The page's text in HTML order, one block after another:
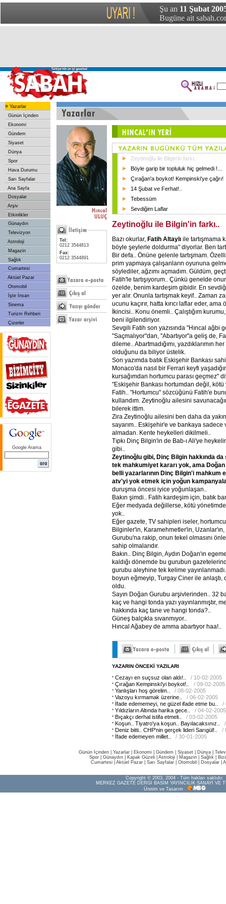
Şu an 11 Şubat
Bugüne ait
» Yazarlar
Günün İçinden
Ekonomi
Gündem
Siyaset
Dünya
Spor
Hava Durumu
Sarı Sayfalar
Ana Sayfa
Dosyalar
Arşiv
Etkinlikler
Günaydın
Televizyon
Astroloji
Magazin
Sağlık
Cumartesi
Aktüel Pazar
Otomobil
İşte İnsan
Sinema
Turizm Rehberi
Çizerler
Google Arama
Tel:
0212 3544813
Fax:
0212 3544891
Zeytinoğlu ile Bilgin'in farkı..
Böyle garip bir topluluk hiç gelmedi !...
Çırağan'a boykot! Kempinski'ye çağrı!
14 Şubat ve Ferhat!..
Tebessüm
Sevdiğim Laflar
Zeytinoğlu ile Bilgin'in farkı..
Bazı okurlar, Fatih Altaylı ile tartışmama
böyle şeylerle doldurma" diyorlar. Ben
Bir defa.. Önüne gelenle tartışmam.
prim yapmaya çalışanların oyununa
söylediler, ağzımı açmadım. Güldüm,
Fatih'le tartışıyorum.. Çünkü genelde
özelde, benim kardeşim gibidir. En
yer alır. Onunla tartışmak keyif.. Zaman
ucunu kaçırır, hatta kırıcı laflar eder,
İkincisi.. Konu önemli.. Çalıştığım
beni ilgilendiriyor.
Sevgili Fatih son yazısında "Hıncal ağbi
"Saçmalıyor"dan, "Abartıyor"a geliş de,
dileme.. Abartmadığımı, yazdıklarımın
olduğunu da biliyor üstelik.
Son yazımda batık Eskişehir Bankası
Monaco'da nasıl bir Ferrari keyfi
kursağımdan hortumcu parası geçmez"
"Eskişehir Bankası hortumdan değil, kötü
Fatih.. "Hortumcu" sözcüğünü Fatih'e
kullandım. Zeytinoğlu ailesini
bilerek ittim.
Zira Zeytinoğlu ailesini ben daha da
sayarım.. Eskişehir'e ve bankaya sadece
almadan. Kente heykelleri dikilmeli..
Tıpkı Dinç Bilgin'in de Bab-ı Ali'ye
gibi..
Zeytinoğlu gibi, Dinç Bilgin hakkında da
tek mahkumiyet kararı yok, ama
belli yazarlarının Dinç Bilgin'i mahkum
atv'yi yok etmek için yoğun
duruşma öncesi iyice yoğunlaşan..
Bakın şimdi.. Fatih kardeşim için, batık
Eğer medyada değillerse, kötü
yok..
Eğer gazete, TV sahipleri iseler,
Bilginler'in, Karamehmetler'in,
Gurubu'na rakip, onun tekel olmasını
sahip olmalarıdır.
Bakın.. Dinç Bilgin, Aydın Doğan'ın
kaldığı dönemde bu gurubun
gurubu aleyhine tek kelime
boyun eğmeyip, Turgay Ciner ile anlaştı,
oldu.
Sayın Doğan Gurubu arşivlerinden.. 32
kaç ve hangi tonda yazı yayınlanmıştır,
hakkında kaç tane ve hangi tonda?..
Güneş balçıkla sıvanmıyor..
Hıncal Ağabey de amma abartıyor haa!..
YAZARIN ÖNCEKİ YAZILARI
Cezayı en suçsuz olan aldı!..
/ 10-02-2005
Çırağan Kempinski'yi boykot!..
/ 09-02-2005
Yanlışları hoş görelim..
/ 08-02-2005
Vazoyu kırmamak üzerine..
/ 06-02-2005
İfade edememeyi, ne güzel ifade etme bu..
/
Yıldızların Altında harika gece..
/ 04-02-2005
Bıçakçı derhal istifa etmeli..
/ 03-02-2005
Koşun.. Tiyatro'ya koşun.. Bayılacaksınız..
Deniz bitti.. CHP'nin gerçek lideri Sarıgül!..
/
İfade edemeyen millet..
/ 30-01-2005
Günün İçinden Yazarlar Ekonomi Gündem Siyaset Dünya |
Spor
Günaydın Kapak Güzeli Astroloji Magazin Sağlık
Cumartesi| Aktüel Pazar| Sarı Sayfalar| Otomobil Dosyalar|
Copyright © 2003, 2004 - Tüm hakları saklıdır.
MERKEZ GAZETE DERGİ BASIM YAYINCILIK SANAYİ VE
Üretim ve Tasarım